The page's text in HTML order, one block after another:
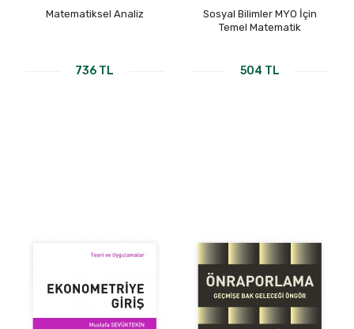
Matematiksel Analiz
736 TL
Sosyal Bilimler MYO İçin
Temel Matematik
504 TL